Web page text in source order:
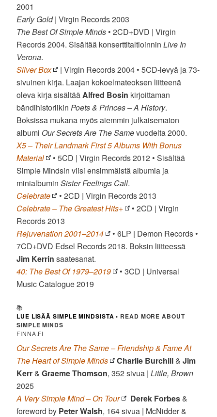
2001
Early Gold| Virgin Records 2003
The Best Of Simple Minds • 2CD+DVD | Virgin
Records 2004. Sisältää konserttitaltioinninLive In
Verona.
Silver Box
| Virgin Records 2004 • 5CD-levyä ja 73-
sivuinen kirja. Laajan kokoelmateoksen liitteenä
oleva kirja sisältääAlfred Bosin kirjoittaman
bändihistoriikinPoets & Princes – A History.
Boksissa mukana myös aiemmin julkaisematon
albumi Our Secrets Are The Samevuodelta 2000.
X5 – Their Landmark First 5 Albums With Bonus
Material
• 5CD | Virgin Records 2012 • Sisältää
Simple Mindsin viisi ensimmäistä albumia ja
minialbuminSister Feelings Call.
Celebrate
• 2CD | Virgin Records 2013
Celebrate – The Greatest Hits+
• 2CD | Virgin
Records 2013
Rejuvenation 2001–2014
• 6LP | Demon Records •
7CD+DVD Edsel Records 2018. Boksin liitteessä
Jim Kerrin saatesanat.
40: The Best Of 1979–2019
• 3CD | Universal
Music Catalogue 2019
📚
LUE LISÄÄ SIMPLE MINDSISTA • READ MORE ABOUT
SIMPLE MINDS
FINNA.FI
Our Secrets Are The Same – Friendship & Fame At
The Heart of Simple Minds
Charlie Burchill&Jim
Kerr&Graeme Thomson, 352 sivua |Little, Brown
2025
A Very Simple Mind – On Tour
Derek Forbes&
foreword by Peter Walsh, 164 sivua | McNidder &